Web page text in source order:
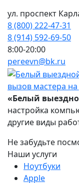
ул. проспект
8 (800) 222-47-31
8 (914) 592-69-50
8:00-20:00
pereevn@bk.ru
вызов мастера
«Белый
настройка
другие виды
Не забудьте
Наши услуги
Ноутбуки
Apple